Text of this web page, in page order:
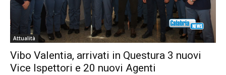
Attualità
Vibo Valentia, arrivati in Questura 3 nuovi
Vice Ispettori e 20 nuovi Agenti